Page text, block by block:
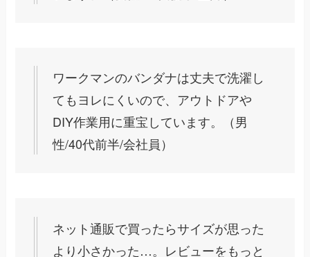
ワークマンのバンダナは丈夫で洗濯し
てもヨレにくいので、アウトドアや
DIY作業用に重宝しています。（男
性/40代前半/会社員）
ネット通販で買ったらサイズが思った
より小さかった…。レビューをもっと